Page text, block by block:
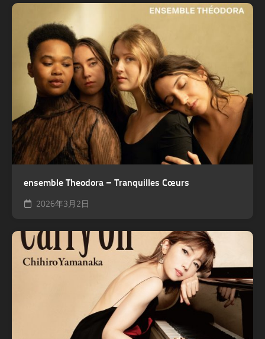
ensemble Theodora – Tranquilles Cœurs
2026年3月2日